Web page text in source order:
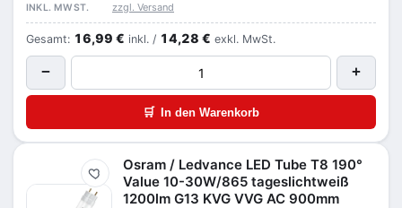
INKL. MWST. zzgl. Versand
Gesamt: 16,99 € inkl. / 14,28 € exkl. MwSt.
− +
🛒 In den Warenkorb
Merken
Osram / Ledvance LED Tube T8 190°
Value 10-30W/865 tageslichtweiß
1200lm G13 KVG VVG AC 900mm